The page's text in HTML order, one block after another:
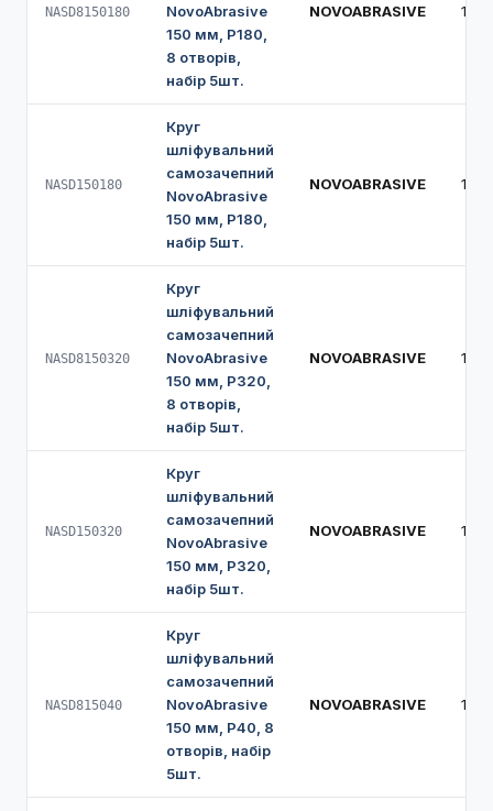
NASD8150180
NovoAbrasive
150 мм, Р180,
8 отворів,
набір 5шт.
NOVOABRASIVE 150
NASD150180
Круг
шліфувальний
самозачепний
NovoAbrasive
150 мм, Р180,
набір 5шт.
NOVOABRASIVE 150
NASD8150320
Круг
шліфувальний
самозачепний
NovoAbrasive
150 мм, Р320,
8 отворів,
набір 5шт.
NOVOABRASIVE 150
NASD150320
Круг
шліфувальний
самозачепний
NovoAbrasive
150 мм, Р320,
набір 5шт.
NOVOABRASIVE 150
NASD815040
Круг
шліфувальний
самозачепний
NovoAbrasive
150 мм, Р40, 8
отворів, набір
5шт.
NOVOABRASIVE 150